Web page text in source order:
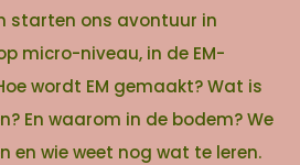
starten ons avontuur in
micro-niveau, in de EM-
wordt EM gemaakt? Wat is
En waarom in de bodem? We
en wie weet nog wat te leren.